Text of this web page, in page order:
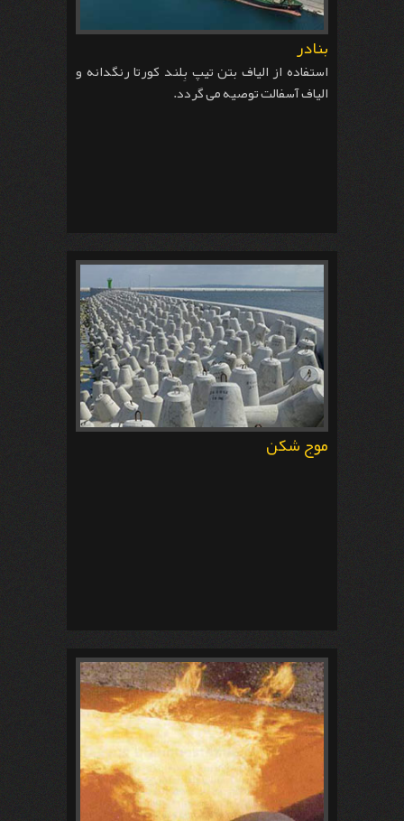
بنادر
استفاده از الیاف بتن تیپ بِلند کورتا رنگدانه و
الیاف آسفالت توصیه می گردد.
موج شکن